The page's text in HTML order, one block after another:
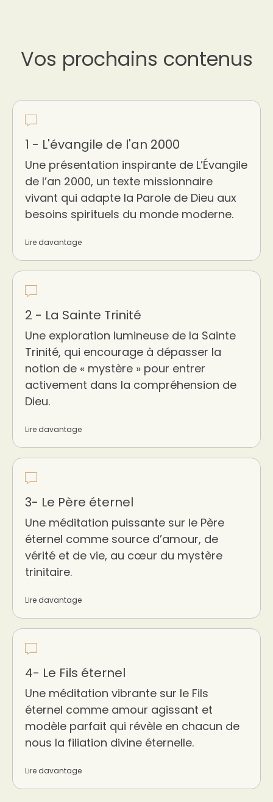
Vos prochains contenus
1 - L'évangile de l'an 2000
Une présentation inspirante de L’Évangile
de l’an 2000, un texte missionnaire
vivant qui adapte la Parole de Dieu aux
besoins spirituels du monde moderne.
Lire davantage
2 - La Sainte Trinité
Une exploration lumineuse de la Sainte
Trinité, qui encourage à dépasser la
notion de « mystère » pour entrer
activement dans la compréhension de
Dieu.
Lire davantage
3- Le Père éternel
Une méditation puissante sur le Père
éternel comme source d’amour, de
vérité et de vie, au cœur du mystère
trinitaire.
Lire davantage
4- Le Fils éternel
Une méditation vibrante sur le Fils
éternel comme amour agissant et
modèle parfait qui révèle en chacun de
nous la filiation divine éternelle.
Lire davantage